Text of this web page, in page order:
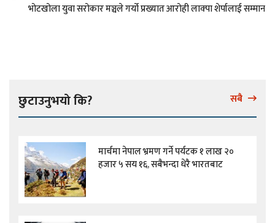
भोटखोला युवा सरोकार मञ्चले गर्यो प्रख्यात आरोही लाक्पा शेर्पालाई सम्मान
छुटाउनुभयो कि? सबै
मार्चमा नेपाल भ्रमण गर्ने पर्यटक १ लाख २०
हजार ५ सय १६, सबैभन्दा धेरै भारतबाट